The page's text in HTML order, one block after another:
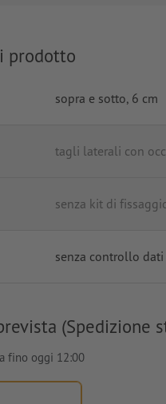
prodotto
sopra e sotto, 6 cm
tagli laterali con
senza kit di
senza controllo dati
(Spedizione
fino oggi 12:00